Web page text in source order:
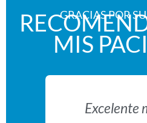
GRACIAS POR
MIS
Excelente